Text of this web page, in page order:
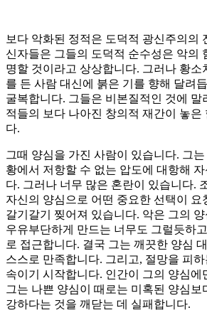
보다 악화된 정적은 도덕적 광신주의의
신자들은 그들의 도덕적 순수성은 악의
명할 것이라고 상상합니다. 그러나 황소
를 든 사람 대신에 붉은 기를 향해 달려
굴복합니다. 그들은 비본질적인 것에 말
적들의 보다 나아진 창의적 재간이 놓은
다.
그때 양심을 가진 사람이 있습니다. 그
황에서 저항할 수 없는 압도에 대항해
다. 그러나 너무 많은 혼란이 있습니다.
자신의 양심으로 어떤 중요한 선택이 요
갈기갈기 찢어져 있습니다. 악은 그의
우유부단하게 만드는 너무도 그럴듯하
로 접근합니다. 결국 그는 깨끗한 양심
스스로 만족합니다. 그리고, 절망을 피
속이기 시작합니다. 인간이 그의 양심에
그는 나쁜 양심이 때로는 미혹된 양심보
강하다는 것을 깨닫는 데 실패합니다.